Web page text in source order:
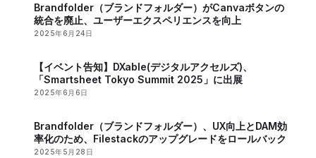
Brandfolder（ブランドフォルダー）がCanvaボタンの
統合を廃止、ユーザーエクスペリエンスを向上
2025年6月24日
【イベント告知】DXable(デジタルアクセルズ)、
「Smartsheet Tokyo Summit 2025」に出展
2025年6月6日
Brandfolder（ブランドフォルダー）、UX向上とDAM効
率化のため、Filestackのアップグレードをロールバック
2025年5月28日